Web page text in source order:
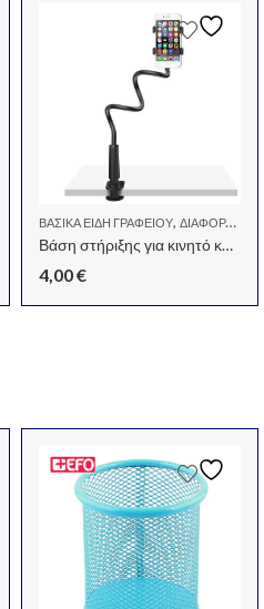
ΒΑΣΙΚΆ ΕΊΔΗ ΓΡΑΦΕΊΟΥ, ΔΙΆΦΟΡΑ ΕΊΔΗ ΓΡΑΦΕΊΟΥ
Βάση στήριξης για κινητό και tablet, Μάυρη.
4,00€
ΣΧΟΛΙΚΆ